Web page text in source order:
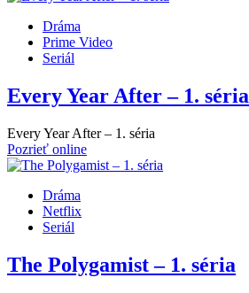
Dráma
Prime Video
Seriál
Every Year After – 1. séria
Every Year After – 1. séria
Pozrieť online
Dráma
Netflix
Seriál
The Polygamist – 1. séria